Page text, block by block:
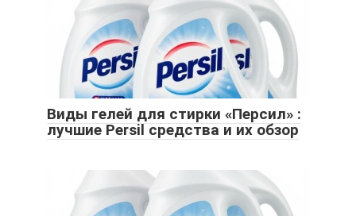
Виды гелей для стирки «Персил» :
лучшие Persil средства и их обзор